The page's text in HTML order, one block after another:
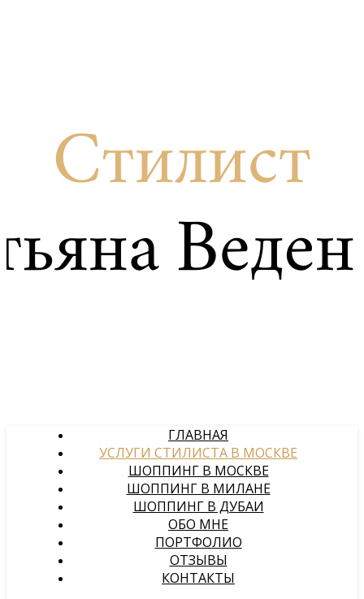
ГЛАВНАЯ
УСЛУГИ СТИЛИСТА В МОСКВЕ
ШОППИНГ В МОСКВЕ
ШОППИНГ В МИЛАНЕ
ШОППИНГ В ДУБАИ
ОБО МНЕ
ПОРТФОЛИО
ОТЗЫВЫ
КОНТАКТЫ